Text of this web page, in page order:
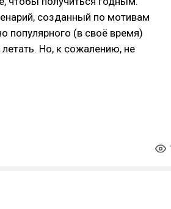
созданный по мотивам
популярного (в своё время)
Но, к сожалению, не